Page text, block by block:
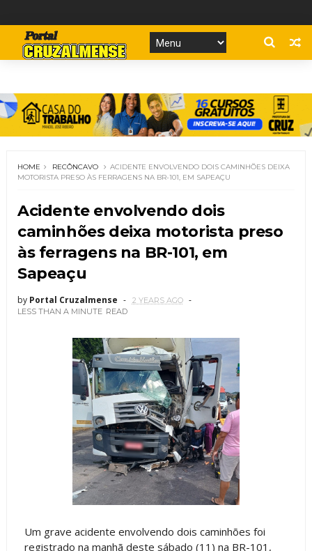
HOME RECÔNCAVO
ACIDENTE ENVOLVENDO DOIS CAMINHÕES DEIXA
MOTORISTA PRESO ÀS FERRAGENS NA BR-101, EM SAPEAÇU
Acidente envolvendo dois
caminhões deixa motorista preso
às ferragens na BR-101, em
Sapeaçu
by Portal Cruzalmense
2 YEARS AGO
LESS THAN A MINUTE READ
Um grave acidente envolvendo dois caminhões foi
registrado na manhã deste sábado (11) na BR-101,